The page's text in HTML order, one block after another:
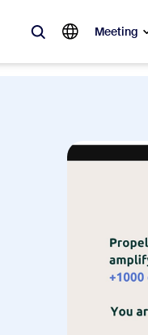
Meeting